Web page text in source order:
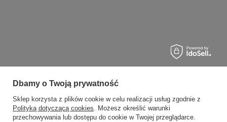
Dbamy o Twoją prywatność
Sklep korzysta z plików cookie w celu realizacji usług zgodnie z
Polityką dotyczącą cookies. Możesz określić warunki
przechowywania lub dostępu do cookie w Twojej przeglądarce.